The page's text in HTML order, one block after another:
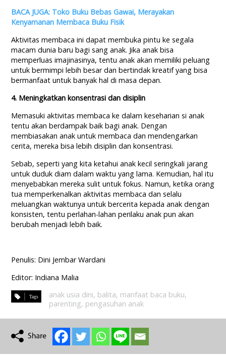
BACA JUGA: Toko Buku Bebas Gawai, Merayakan
Kenyamanan Membaca Buku Fisik
Aktivitas membaca ini dapat membuka pintu ke segala
macam dunia baru bagi sang anak. Jika anak bisa
memperluas imajinasinya, tentu anak akan memiliki peluang
untuk bermimpi lebih besar dan bertindak kreatif yang bisa
bermanfaat untuk banyak hal di masa depan.
4. Meningkatkan konsentrasi dan disiplin
Memasuki aktivitas membaca ke dalam keseharian si anak
tentu akan berdampak baik bagi anak. Dengan
membiasakan anak untuk membaca dan mendengarkan
cerita, mereka bisa lebih disiplin dan konsentrasi.
Sebab, seperti yang kita ketahui anak kecil seringkali jarang
untuk duduk diam dalam waktu yang lama. Kemudian, hal itu
menyebabkan mereka sulit untuk fokus. Namun, ketika orang
tua memperkenalkan aktivitas membaca dan selalu
meluangkan waktunya untuk bercerita kepada anak dengan
konsisten, tentu perlahan-lahan perilaku anak pun akan
berubah menjadi lebih baik.
Penulis: Dini Jembar Wardani
Editor: Indiana Malia
anak usia dini, balita, manfaat baca buku,
parenting, pengasuhan anak